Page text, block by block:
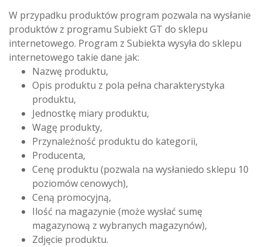
W przypadku produktów program pozwala na wysłanie
produktów z programu Subiekt GT do sklepu
internetowego. Program z Subiekta wysyła do sklepu
internetowego takie dane jak:
Nazwę produktu,
Opis produktu z pola pełna charakterystyka
produktu,
Jednostkę miary produktu,
Wagę produkty,
Przynależność produktu do kategorii,
Producenta,
Cenę produktu (pozwala na wysłaniedo sklepu 10
poziomów cenowych),
Ceną promocyjną,
Ilość na magazynie (może wysłać sumę
magazynową z wybranych magazynów),
Zdjęcie produktu.